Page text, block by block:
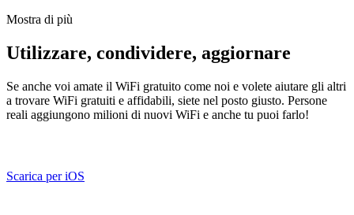
Mostra di più
Utilizzare, condividere, aggiornare
Se anche voi amate il WiFi gratuito come noi e volete aiutare gli altri
a trovare WiFi gratuiti e affidabili, siete nel posto giusto. Persone
reali aggiungono milioni di nuovi WiFi e anche tu puoi farlo!
Scarica per iOS